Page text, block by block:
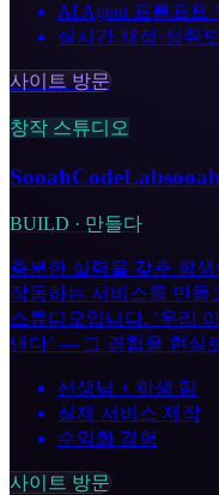
AI Agent 프롬프트
실시간 채점·성취
사이트 방문
창작 스튜디오
SooahCodeLab
BUILD · 만들다
충분한 실력을 갖춘 학
작동하는 서비스를 만들
스튜디오입니다. ‘우리
낸다’ — 그 경험을 현실
선생님 + 학생 팀
실제 서비스 제작
수익화 경험
사이트 방문